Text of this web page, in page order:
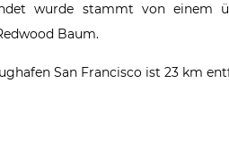
wurde stammt von einem
Baum.
San Francisco ist 23 km